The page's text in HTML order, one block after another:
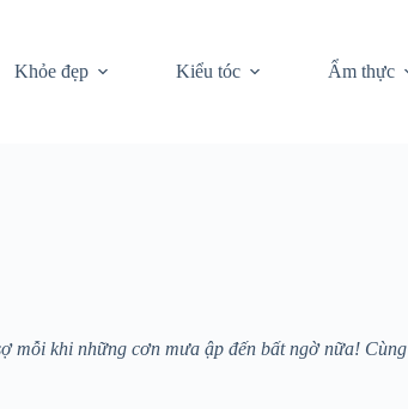
Khỏe đẹp Kiểu tóc Ẩm thực
mỗi khi những cơn mưa ập đến bất ngờ nữa! Cùng